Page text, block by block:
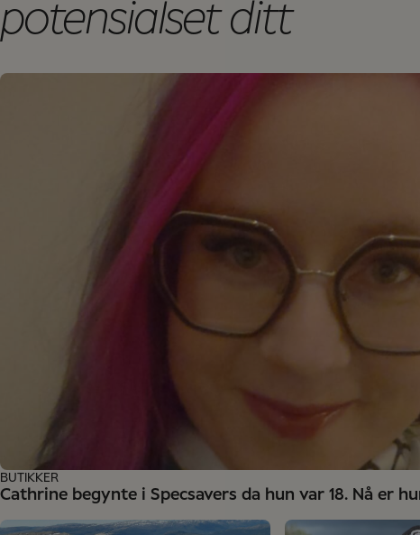
potensialset ditt
Cathrine begynte i Specsavers da hun var 18. Nå er
BUTIKKER